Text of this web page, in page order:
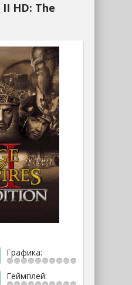
HD: The
Графика:
Геймплей: